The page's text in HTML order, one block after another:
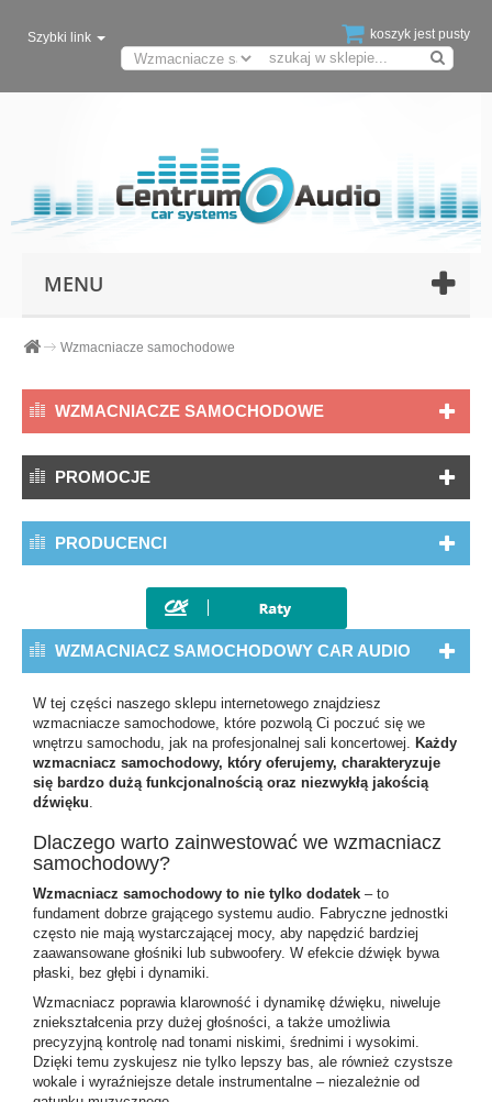
koszyk jest pusty
Szybki link
MENU
Wzmacniacze samochodowe
WZMACNIACZE SAMOCHODOWE
PROMOCJE
PRODUCENCI
WZMACNIACZ SAMOCHODOWY CAR AUDIO
W tej części naszego sklepu internetowego znajdziesz
wzmacniacze samochodowe, które pozwolą Ci poczuć się we
wnętrzu samochodu, jak na profesjonalnej sali koncertowej. Każdy
wzmacniacz samochodowy, który oferujemy, charakteryzuje
się bardzo dużą funkcjonalnością oraz niezwykłą jakością
dźwięku.
Dlaczego warto zainwestować we wzmacniacz
samochodowy?
Wzmacniacz samochodowy to nie tylko dodatek – to
fundament dobrze grającego systemu audio. Fabryczne jednostki
często nie mają wystarczającej mocy, aby napędzić bardziej
zaawansowane głośniki lub subwoofery. W efekcie dźwięk bywa
płaski, bez głębi i dynamiki.
Wzmacniacz poprawia klarowność i dynamikę dźwięku, niweluje
zniekształcenia przy dużej głośności, a także umożliwia
precyzyjną kontrolę nad tonami niskimi, średnimi i wysokimi.
Dzięki temu zyskujesz nie tylko lepszy bas, ale również czystsze
wokale i wyraźniejsze detale instrumentalne – niezależnie od